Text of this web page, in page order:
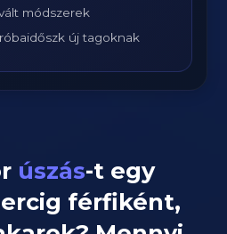
módszerek
új tagoknak
úszás-t egy
férfiként,